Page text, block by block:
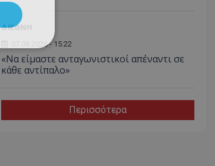
ΔΙΕΘΝΗ
07.08.2026 - 15:22
«Να είμαστε ανταγωνιστικοί απέναντι σε
κάθε αντίπαλο»
Περισσότερα